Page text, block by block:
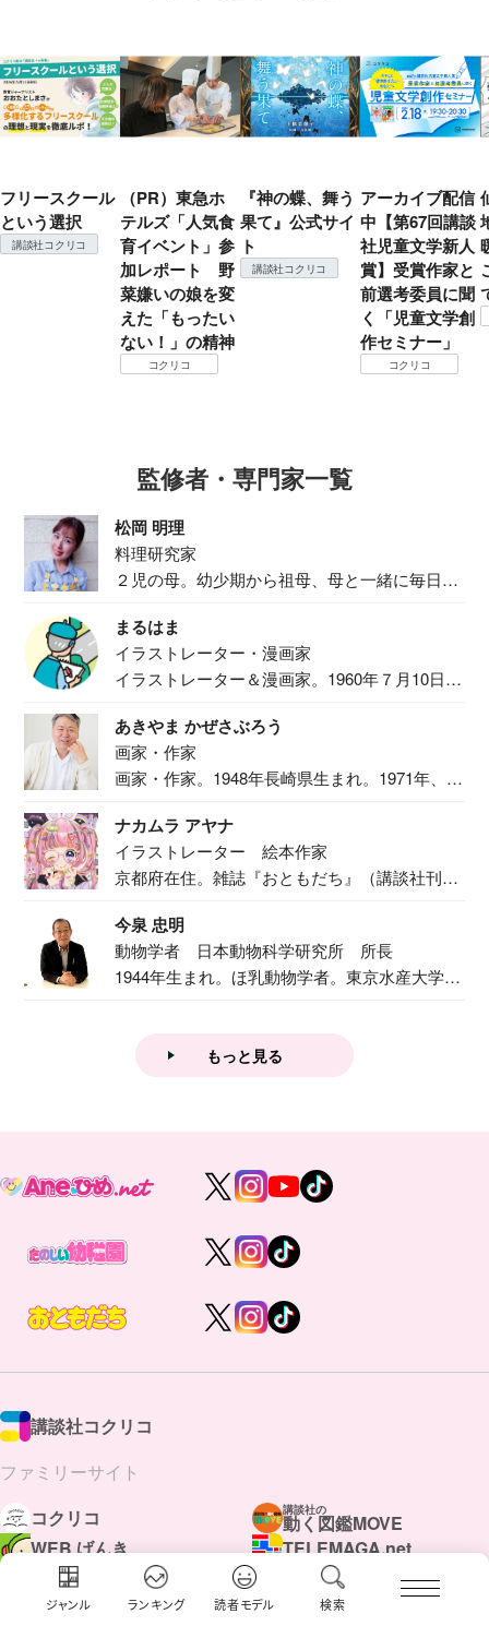
ジャンル ランキング 読者モデル 検索
フリースクール
という選択
講談社コクリコ
（PR）東急ホ
テルズ「人気食
育イベント」参
加レポート 野
菜嫌いの娘を変
えた「もったい
ない！」の精神
コクリコ
『神の蝶、舞う
果て』公式サイ
ト
講談社コクリコ
アーカイブ配信
中【第67回講談
社児童文学新人
賞】受賞作家と
前選考委員に聞
く「児童文学創
作セミナー」
コクリコ
監修者・専門家一覧
松岡 明理
料理研究家
２児の母。幼少期から祖母、母と一緒に毎日の
まるはま
イラストレーター・漫画家
イラストレーター＆漫画家。1960年７月10日生
あきやま かぜさぶろう
画家・作家
画家・作家。1948年長崎県生まれ。1971年、
ナカムラ アヤナ
イラストレーター 絵本作家
京都府在住。雑誌『おともだち』（講談社刊）
今泉 忠明
動物学者 日本動物科学研究所 所長
1944年生まれ。ほ乳動物学者。東京水産大学卒
もっと見る
講談社コクリコ
ファミリーサイト
コクリコ
講談社の
動く図鑑MOVE
WEB げんき
TELEMAGA.net
Aneひめ.net
えほん通信
青い鳥文庫
はやみねかおる FAN CLUB
赤い夢学園